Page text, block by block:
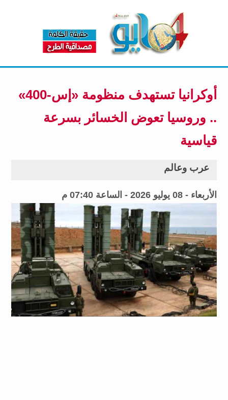
أوكرانيا تستهدف منظومة «إس-400»
.. وروسيا تعوض الخسائر بسرعة
قياسية
عرب وعالم
الأربعاء - 08 يوليو 2026 - الساعة 07:40 م